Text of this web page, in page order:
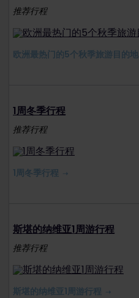
推荐行程
欧洲最热门的5个秋季旅游目的地
1周冬季行程
推荐行程
1周冬季行程
斯堪的纳维亚1周游行程
推荐行程
斯堪的纳维亚1周游行程